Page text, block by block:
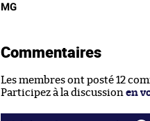
MG
Commentaires
Les membres ont posté 12
Participez à la discussion en